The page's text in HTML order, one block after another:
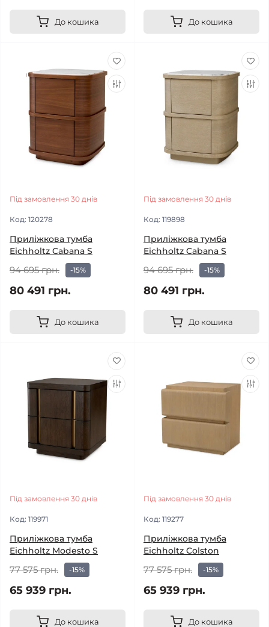
До кошика До кошика
Під замовлення 30 днів
Код: 120278
Приліжкова тумба
Eichholtz Cabana S
94 695 грн. -15%
80 491 грн.
До кошика
Під замовлення 30 днів
Код: 119898
Приліжкова тумба
Eichholtz Cabana S
94 695 грн. -15%
80 491 грн.
До кошика
Під замовлення 30 днів
Код: 119971
Приліжкова тумба
Eichholtz Modesto S
77 575 грн. -15%
65 939 грн.
До кошика
Під замовлення 30 днів
Код: 119277
Приліжкова тумба
Eichholtz Colston
77 575 грн. -15%
65 939 грн.
До кошика